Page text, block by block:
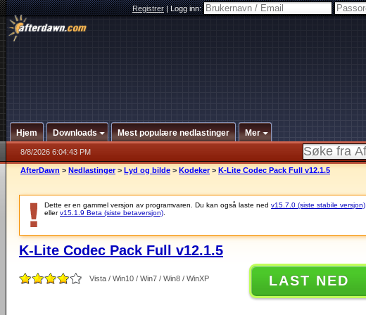
Registrer|Logg inn:
Hjem Downloads Mest populære nedlastinger Mer
8/8/2026 6:04:43 PM
AfterDawn > Nedlastinger > Lyd og bilde > Kodeker > K-Lite Codec Pack Full v12.1.5
Dette er en gammel versjon av programvaren. Du kan også laste ned v15.7.0 (siste stabile versjon)
ellerv15.1.9 Beta (siste betaversjon)
K-Lite Codec Pack Full v12.1.5
Vista / Win10 / Win7 / Win8 / WinXP LAST NED